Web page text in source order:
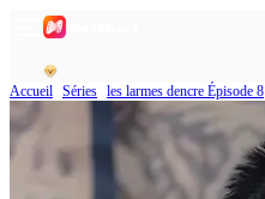
Accueil Séries les larmes dencre Épisode 8